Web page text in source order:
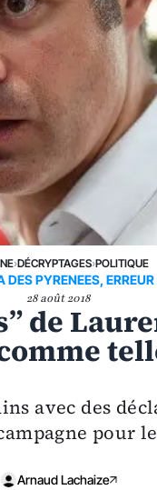
›DÉCRYPTAGES›POLITIQUE
DES PYRENEES,
28 août 2018
de
avec des
pour
Arnaud Lachaize